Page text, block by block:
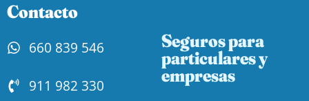
Contacto
660 839 546
911 982 330
Seguros para
particulares y
empresas